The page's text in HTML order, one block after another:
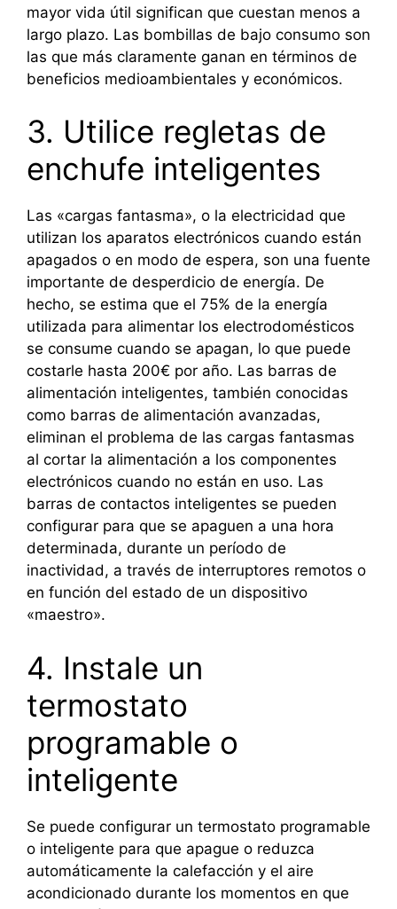
mayor vida útil significan que cuestan menos a
largo plazo. Las bombillas de bajo consumo son
las que más claramente ganan en términos de
beneficios medioambientales y económicos.
3. Utilice regletas de
enchufe inteligentes
Las «cargas fantasma», o la electricidad que
utilizan los aparatos electrónicos cuando están
apagados o en modo de espera, son una fuente
importante de desperdicio de energía. De
hecho, se estima que el 75% de la energía
utilizada para alimentar los electrodomésticos
se consume cuando se apagan, lo que puede
costarle hasta 200€ por año. Las barras de
alimentación inteligentes, también conocidas
como barras de alimentación avanzadas,
eliminan el problema de las cargas fantasmas
al cortar la alimentación a los componentes
electrónicos cuando no están en uso. Las
barras de contactos inteligentes se pueden
configurar para que se apaguen a una hora
determinada, durante un período de
inactividad, a través de interruptores remotos o
en función del estado de un dispositivo
«maestro».
4. Instale un
termostato
programable o
inteligente
Se puede configurar un termostato programable
o inteligente para que apague o reduzca
automáticamente la calefacción y el aire
acondicionado durante los momentos en que